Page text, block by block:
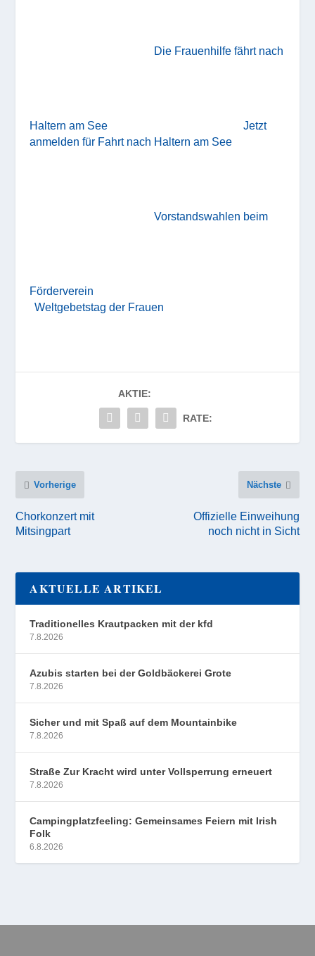
Die Frauenhilfe fährt nach
Haltern am See
Jetzt
anmelden für Fahrt nach Haltern am See
Vorstandswahlen beim
Förderverein
Weltgebetstag der Frauen
AKTIE:
RATE:
Vorherige
Chorkonzert mit
Mitsingpart
Nächste
Offizielle Einweihung
noch nicht in Sicht
AKTUELLE ARTIKEL
Traditionelles Krautpacken mit der kfd
7.8.2026
Azubis starten bei der Goldbäckerei Grote
7.8.2026
Sicher und mit Spaß auf dem Mountainbike
7.8.2026
Straße Zur Kracht wird unter Vollsperrung erneuert
7.8.2026
Campingplatzfeeling: Gemeinsames Feiern mit Irish
Folk
6.8.2026